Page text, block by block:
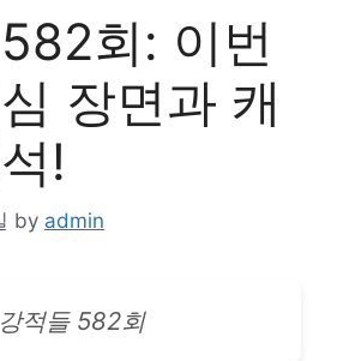
회: 이번
장면과 캐
!
by admin
강적들 582회